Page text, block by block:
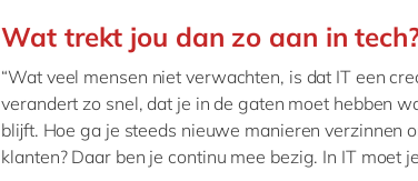
Wat trekt jou dan zo aan in
“Wat veel mensen niet verwachten, is dat IT een
verandert zo snel, dat je in de gaten moet hebben
blijft. Hoe ga je steeds nieuwe manieren verzinnen
klanten? Daar ben je continu mee bezig. In IT moet